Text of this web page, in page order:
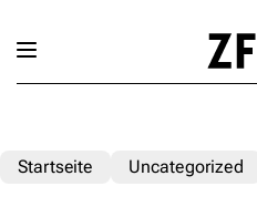
Startseite Uncategorized